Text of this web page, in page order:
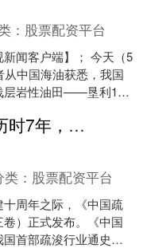
： 股票配资平台
闻客户端】； 今天（5
从中国海油获悉，我国
层岩性油田——垦利10-2
盈富配资 历时7年，我国首部疏浚行业通史正式编纂完成
： 股票配资平台
周年之际，《中国疏
）正式发布。《中国
首部疏浚行业通史盈